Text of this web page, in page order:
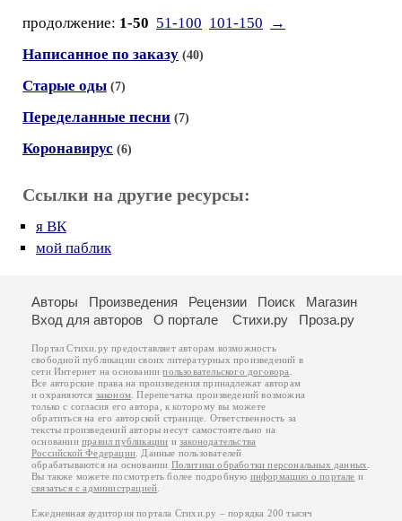
продолжение: 1-50 51-100 101-150
→
Написанное по заказу (40)
Старые оды (7)
Переделанные песни (7)
Коронавирус (6)
Ссылки на другие ресурсы:
я ВК
мой паблик
Авторы Произведения Рецензии Поиск
Магазин
Вход для авторов
О портале Стихи.ру Проза.ру
Портал Стихи.ру предоставляет авторам возможность
свободной публикации своих литературных произведений в
сети Интернет на основаниипользовательского договора
Все авторские права на произведения принадлежат авторам
и охраняются законом . Перепечатка произведений возможна
только с согласия его автора, к которому вы можете
обратиться на его авторской странице. Ответственность за
тексты произведений авторы несут самостоятельно на
основанииправил публикации изаконодательства
Российской Федерации . Данные пользователей
обрабатываются на основании Политики обработки персональных данных
Вы также можете посмотреть более подробную информацию о портале и
связаться с администрацией
Ежедневная аудитория портала Стихи.ру – порядка 200 тысяч